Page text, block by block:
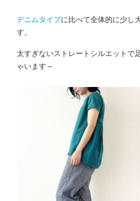
デニムタイプに比べて全体的に少し
す。
太すぎないストレートシルエットで
ゃいます～